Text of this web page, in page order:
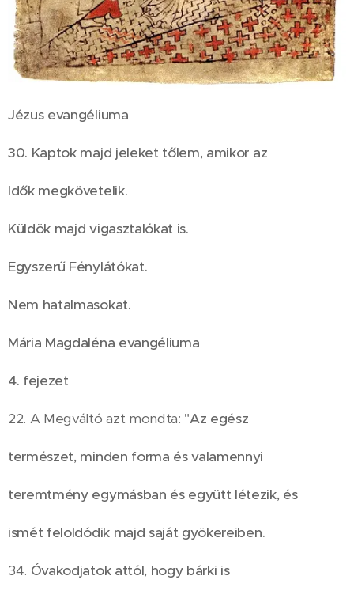
Jézus evangéliuma
30. Kaptok majd jeleket tőlem, amikor az
Idők megkövetelik.
Küldök majd vigasztalókat is.
Egyszerű Fénylátókat.
Nem hatalmasokat.
Mária Magdaléna evangéliuma
4. fejezet
22. A Megváltó azt mondta: "Az egész
természet, minden forma és valamennyi
teremtmény egymásban és együtt létezik, és
ismét feloldódik majd saját gyökereiben.
34. Óvakodjatok attól, hogy bárki is